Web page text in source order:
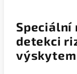
Speciální
detekci